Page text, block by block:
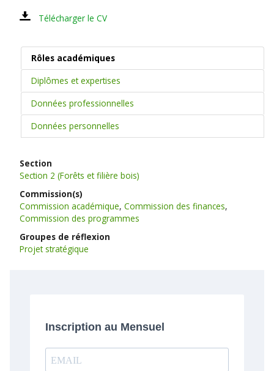
Télécharger le CV
Rôles académiques
Diplômes et expertises
Données professionnelles
Données personnelles
Section
Section 2 (Forêts et filière bois)
Commission(s)
Commission académique, Commission des finances,
Commission des programmes
Groupes de réflexion
Projet stratégique